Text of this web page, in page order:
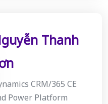
Thanh
CRM/365 CE
Power Platform